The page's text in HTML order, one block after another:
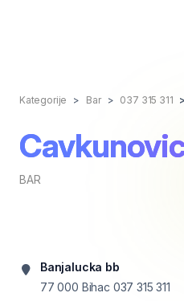
Kategorije Bar 037 315 311
BAR
Banjalucka bb
77 000 Bihac 037 315 311